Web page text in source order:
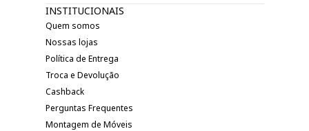
INSTITUCIONAIS
Quem somos
Nossas lojas
Política de Entrega
Troca e Devolução
Cashback
Perguntas Frequentes
Montagem de Móveis